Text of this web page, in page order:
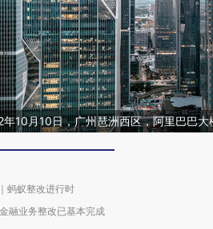
年10月10日，广州琶洲西区，阿里巴巴
蚂蚁整改进行时
融业务整改已基本完成